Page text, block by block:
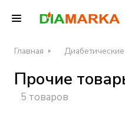
Главная
Прочие
5 товаров